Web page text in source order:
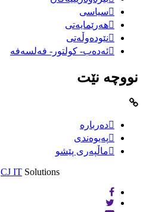
سیاسى
هەرێمایەتی
نێودەوڵەتی
ئەدەب- کولتور- فەلسەفە
نووچە نێت
دەربارە
پەیوەندی
ماڵپەری پێشو
CJ IT Solutions